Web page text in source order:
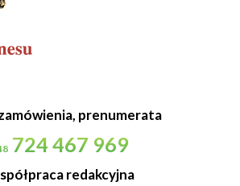
prenumerata
724 467 969
redakcyjna